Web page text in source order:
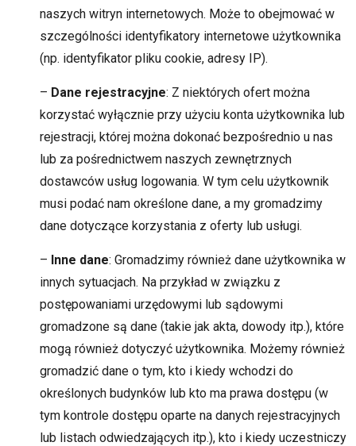
naszych witryn internetowych. Może to obejmować w
szczególności identyfikatory internetowe użytkownika
(np. identyfikator pliku cookie, adresy IP).
– Dane rejestracyjne: Z niektórych ofert można
korzystać wyłącznie przy użyciu konta użytkownika lub
rejestracji, której można dokonać bezpośrednio u nas
lub za pośrednictwem naszych zewnętrznych
dostawców usług logowania. W tym celu użytkownik
musi podać nam określone dane, a my gromadzimy
dane dotyczące korzystania z oferty lub usługi.
– Inne dane: Gromadzimy również dane użytkownika w
innych sytuacjach. Na przykład w związku z
postępowaniami urzędowymi lub sądowymi
gromadzone są dane (takie jak akta, dowody itp.), które
mogą również dotyczyć użytkownika. Możemy również
gromadzić dane o tym, kto i kiedy wchodzi do
określonych budynków lub kto ma prawa dostępu (w
tym kontrole dostępu oparte na danych rejestracyjnych
lub listach odwiedzających itp.), kto i kiedy uczestniczy